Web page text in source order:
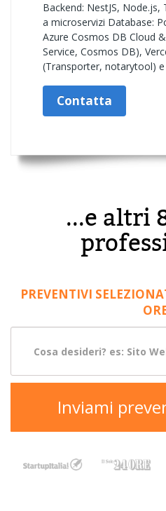
Backend: NestJS,
a microservizi Database:
Azure Cosmos DB Cloud
Service, Cosmos DB),
(Transporter, notarytool) e
Contatta
...e altri
PREVENTIVI
Inviami